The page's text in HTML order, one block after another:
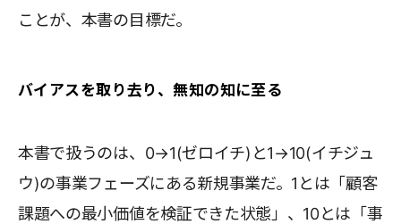
ことが、本書の目標だ。
バイアスを取り去り、無知の知に至る
本書で扱うのは、0→1(ゼロイチ)と1→10(イチジュ
ウ)の事業フェーズにある新規事業だ。1とは「顧客
課題への最小価値を検証できた状態」、10とは「事